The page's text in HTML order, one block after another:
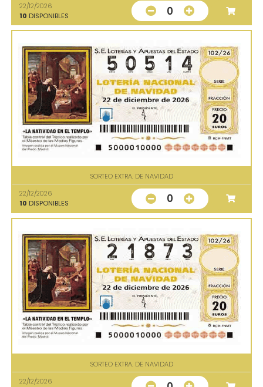
22/12/2026
10 DISPONIBLES 0
SORTEO EXTRA. DE NAVIDAD
22/12/2026
10 DISPONIBLES 0
SORTEO EXTRA. DE NAVIDAD
22/12/2026